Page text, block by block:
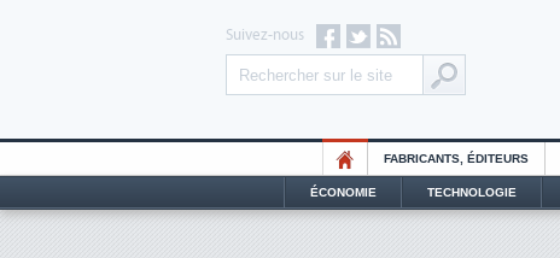
Suivez-nous
FABRICANTS, ÉDITEURS
ÉCONOMIE TECHNOLOGIE